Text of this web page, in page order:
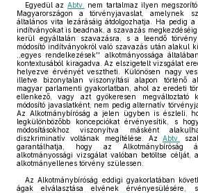
Egyedül az Abtv.
nem tartalmaz ilyen
Magyarországon a törvényjavaslat, amelynek
általános vita lezárásáig átdolgozhatja. Ha pedig a
indítványokat is beadnak, a szavazás
kerül egyáltalán szavazásra, s a leendő
módosító indítványokról való szavazás után alakul
,,egyes rendelkezések'' alkotmányossága
kontextusából kiragadva. Az elszigetelt vizsgálat
helyezve érvényét vesztheti. Különösen nagy
illetve bizonytalan viszonyítási alapon történő
magyar parlamenti gyakorlatban, ahol az eredeti
ellenkező, vagy azt gyökeresen megváltoztató
módosító javaslatként, nem pedig alternatív
Az Alkotmánybíróság a jelen ügyben is észleli,
legkülönbözőbb koncepciókat érvényesítik, s
módosításokhoz viszonyítva másként
diszkriminatív voltának megítélése. Az Abtv.
garantálhatja, hogy az Alkotmánybíróság
alkotmányossági vizsgálat valóban betöltse célját,
alkotmányellenes törvény szülessen.
Az Alkotmánybíróság eddigi gyakorlatában
ágak elválasztása elvének érvényesülésére,